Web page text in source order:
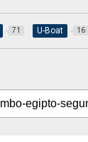
71 U-Boat 16